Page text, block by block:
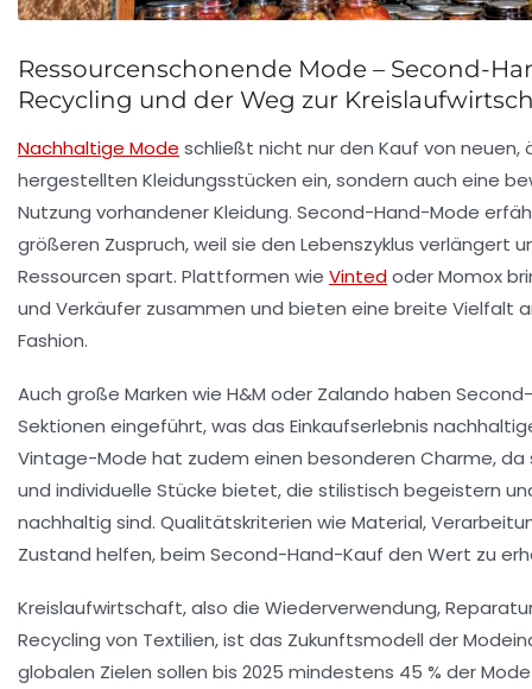
Ressourcenschonende Mode – Second-
Recycling und der Weg zur
Nachhaltige Mode schließt nicht nur den Kauf von neuen,
hergestellten Kleidungsstücken ein, sondern auch eine
Nutzung vorhandener Kleidung. Second-Hand-Mode
größeren Zuspruch, weil sie den Lebenszyklus verlängert
Ressourcen spart. Plattformen wie Vintedoder Momox
und Verkäufer zusammen und bieten eine breite Vielfalt
Fashion.
Auch große Marken wie H&M oder Zalando haben
Sektionen eingeführt, was das Einkaufserlebnis
Vintage-Mode hat zudem einen besonderen Charme,
und individuelle Stücke bietet, die stilistisch begeistern
nachhaltig sind. Qualitätskriterien wie Material,
Zustand helfen, beim Second-Hand-Kauf den Wert zu
Kreislaufwirtschaft, also die Wiederverwendung,
Recycling von Textilien, ist das Zukunftsmodell der
globalen Zielen sollen bis 2025 mindestens 45 % der